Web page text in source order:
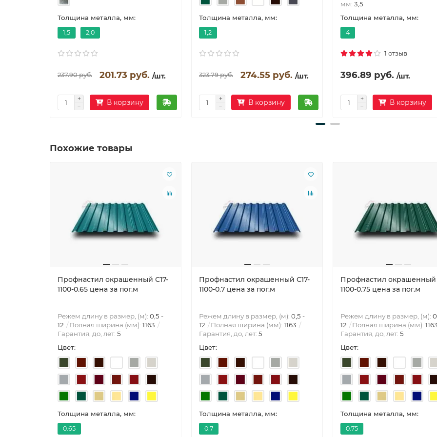
Толщина металла, мм:
1,5 2,0
237.90 руб. 201.73 руб. /шт.
В корзину
Толщина металла, мм:
1,2
323.79 руб. 274.55 руб. /шт.
В корзину
мм: 3,5
Толщина металла, мм:
4
1 отзыв
396.89 руб. /шт.
В корзину
Похожие товары
Профнастил окрашенный С17-
1100-0.65 цена за пог.м
Режем длину в размер, (м): 0,5 -
12
Полная ширина (мм): 1163
Гарантия, до, лет: 5
Цвет:
Толщина металла, мм:
0.65
Профнастил окрашенный С17-
1100-0.7 цена за пог.м
Режем длину в размер, (м): 0,5 -
12
Полная ширина (мм): 1163
Гарантия, до, лет: 5
Цвет:
Толщина металла, мм:
0.7
Профнастил окрашенный
1100-0.75 цена за пог.м
Режем длину в размер, (м):
12
Полная ширина (мм): 1163
Гарантия, до, лет: 5
Цвет:
Толщина металла, мм:
0.75